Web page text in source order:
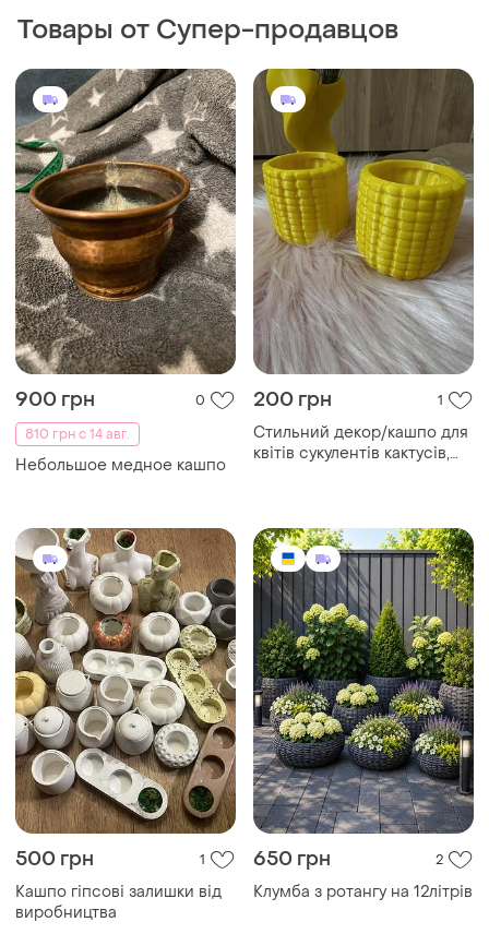
Товары от Супер-продавцов
900 грн
0
810 грн с 14 авг.
Небольшое медное кашпо
200 грн 1
Стильний декор/кашпо для
квітів сукулентів кактусів,
500 грн 1
Кашпо гіпсові залишки від
виробництва
650 грн 2
Клумба з ротангу на 12літрів